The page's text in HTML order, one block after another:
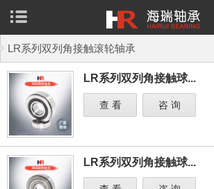
LR系列双列角接触滚轮轴承
LR系列双列角接触球...
查 看 咨 询
LR系列双列角接触球...